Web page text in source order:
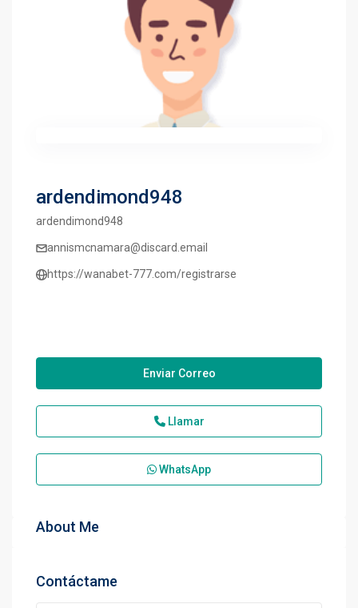
ardendimond948
ardendimond948
annismcnamara@discard.email
https://wanabet-777.com/registrarse
Enviar Correo
Llamar
WhatsApp
About Me
Contáctame